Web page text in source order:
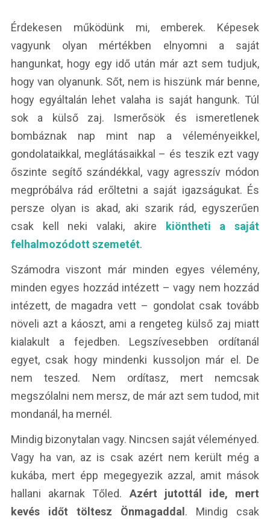
Érdekesen működünk mi, emberek. Képesek
vagyunk olyan mértékben elnyomni a saját
hangunkat, hogy egy idő után már azt sem tudjuk,
hogy van olyanunk. Sőt, nem is hiszünk már benne,
hogy egyáltalán lehet valaha is saját hangunk. Túl
sok a külső zaj. Ismerősök és ismeretlenek
bombáznak nap mint nap a véleményeikkel,
gondolataikkal, meglátásaikkal – és teszik ezt vagy
őszinte segítő szándékkal, vagy agresszív módon
megpróbálva rád erőltetni a saját igazságukat. És
persze olyan is akad, aki szarik rád, egyszerűen
csak kell neki valaki, akire
kiöntheti a saját
felhalmozódott szemetét.
Számodra viszont már minden egyes vélemény,
minden egyes hozzád intézett – vagy nem hozzád
intézett, de magadra vett – gondolat csak tovább
növeli azt a káoszt, ami a rengeteg külső zaj miatt
kialakult a fejedben. Legszívesebben ordítanál
egyet, csak hogy mindenki kussoljon már el. De
nem teszed. Nem ordítasz, mert nemcsak
megszólalni nem mersz, de már azt sem tudod, mit
mondanál, ha mernél.
Mindig bizonytalan vagy. Nincsen saját véleményed.
Vagy ha van, az is csak azért nem került még a
kukába, mert épp megegyezik azzal, amit mások
hallani akarnak Tőled. Azért jutottál ide, mert
kevés időt töltesz Önmagaddal . Mindig csak